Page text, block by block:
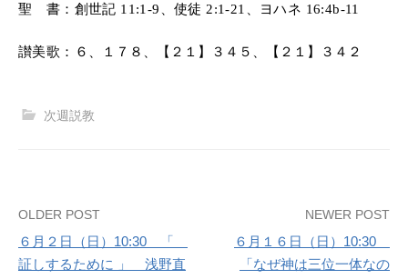
聖 書：創世記 11:1-9 、使徒 2:1-21 、ヨハネ 16:4b-11
讃美歌： ６、１７８、【２１】３４５、【２１】３４２
次週説教
Post
navigation
OLDER POST
６月２日（日）10:30 「
証しするために 」 浅野直
NEWER POST
６月１６日（日）10:30
「なぜ神は三位一体なの